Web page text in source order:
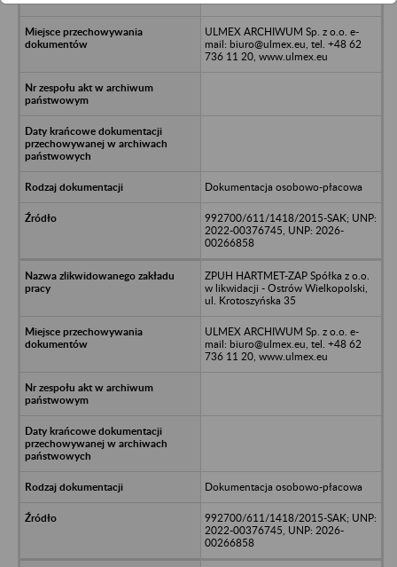
ULMEX ARCHIWUM Sp. z o.o. e-
mail: biuro@ulmex.eu, tel. +48 62
736 11 20, www.ulmex.eu
Dokumentacja osobowo-płacowa
992700/611/1418/2015-SAK; UNP:
2022-00376745, UNP: 2026-
00266858
ZPUH HARTMET-ZAP Spółka z o.o.
w likwidacji - Ostrów Wielkopolski,
ul. Krotoszyńska 35
ULMEX ARCHIWUM Sp. z o.o. e-
mail: biuro@ulmex.eu, tel. +48 62
736 11 20, www.ulmex.eu
Dokumentacja osobowo-płacowa
992700/611/1418/2015-SAK; UNP:
2022-00376745, UNP: 2026-
00266858